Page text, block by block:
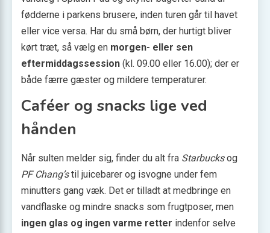
fødderne i parkens brusere, inden turen går til havet
eller vice versa. Har du små børn, der hurtigt bliver
kørt træt, så vælg en morgen- eller sen
eftermiddagssession (kl. 09.00 eller 16.00); der er
både færre gæster og mildere temperaturer.
Caféer og snacks lige ved
hånden
Når sulten melder sig, finder du alt fra Starbucksog
PF Chang’stil juicebarer og isvogne under fem
minutters gang væk. Det er tilladt at medbringe en
vandflaske og mindre snacks som frugtposer, men
ingen glas og ingen varme retter indenfor selve